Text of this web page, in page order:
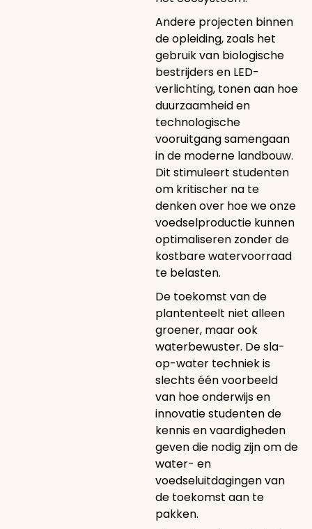
Andere projecten binnen
de opleiding, zoals het
gebruik van biologische
bestrijders en LED-
verlichting, tonen aan hoe
duurzaamheid en
technologische
vooruitgang samengaan
in de moderne landbouw.
Dit stimuleert studenten
om kritischer na te
denken over hoe we onze
voedselproductie kunnen
optimaliseren zonder de
kostbare watervoorraad
te belasten.
De toekomst van de
plantenteelt niet alleen
groener, maar ook
waterbewuster. De sla-
op-water techniek is
slechts één voorbeeld
van hoe onderwijs en
innovatie studenten de
kennis en vaardigheden
geven die nodig zijn om de
water- en
voedseluitdagingen van
de toekomst aan te
pakken.